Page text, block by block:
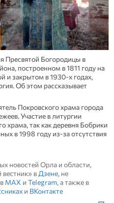
Пресвятой Богородицы в
построенном в 1811 году на
и закрытом в 1930-х годах,
Об этом рассказывает
Покровского храма города
Участие в литургии
храма, так как деревня Бобрики
в 1998 году из-за отсутствия
новостей Орла и области,
в Дзене, не
MAX и Telegram, а также в
и ВКонтакте